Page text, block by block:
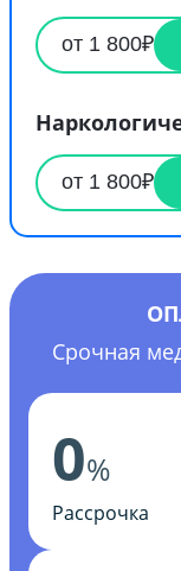
от 1 800₽
от 1 800₽
Срочная
0%
Рассрочка